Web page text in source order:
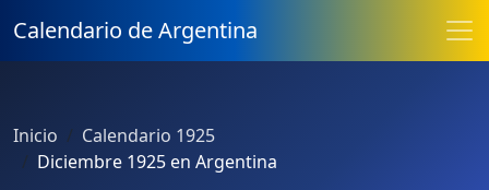
Calendario de Argentina
Inicio
Calendario 1925
Diciembre 1925 en Argentina